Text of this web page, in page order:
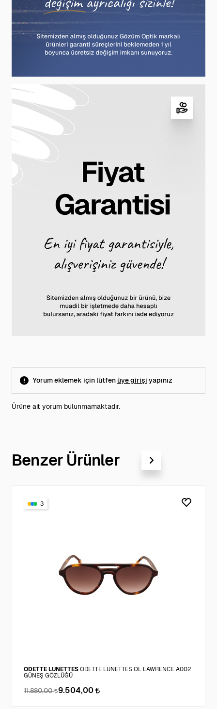
Yorum eklemek için lütfen üye girişi yapınız
Ürüne ait yorum bulunmamaktadır.
Benzer Ürünler
3
ODETTE LUNETTES ODETTE LUNETTES OL LAWRENCE A002
GÜNEŞ GÖZLÜĞÜ
11.880,00 9.504,00